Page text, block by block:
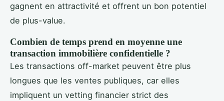
gagnent en attractivité et offrent un bon potentiel
de plus-value.
Combien de temps prend en moyenne une
transaction immobilière confidentielle ?
Les transactions off-market peuvent être plus
longues que les ventes publiques, car elles
impliquent un vetting financier strict des